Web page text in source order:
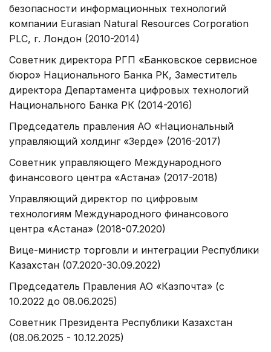
безопасности информационных технологий
компании Eurasian Natural Resources Corporation
PLC, г. Лондон (2010-2014)
Советник директора РГП «Банковское сервисное
бюро» Национального Банка РК, Заместитель
директора Департамента цифровых технологий
Национального Банка РК (2014-2016)
Председатель правления АО «Национальный
управляющий холдинг «Зерде» (2016-2017)
Советник управляющего Международного
финансового центра «Астана» (2017-2018)
Управляющий директор по цифровым
технологиям Международного финансового
центра «Астана» (2018-07.2020)
Вице-министр торговли и интеграции Республики
Казахстан (07.2020-30.09.2022)
Председатель Правления АО «Казпочта» (с
10.2022 до 08.06.2025)
Советник Президента Республики Казахстан
(08.06.2025 - 10.12.2025)